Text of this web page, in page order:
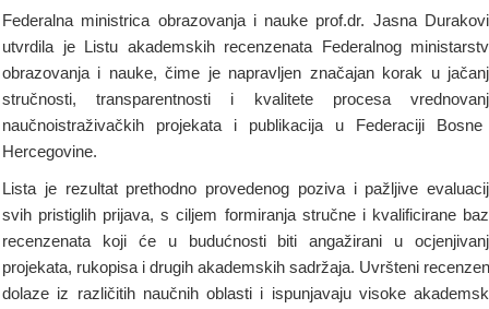
Federalna ministrica obrazovanja i nauke prof.dr. Jasna
utvrdila je Listu akademskih recenzenata Federalnog
obrazovanja i nauke, čime je napravljen značajan korak u
stručnosti, transparentnosti i kvalitete procesa
naučnoistraživačkih projekata i publikacija u Federaciji
Hercegovine.
Lista je rezultat prethodno provedenog poziva i pažljive
svih pristiglih prijava, s ciljem formiranja stručne i kvalificirane
recenzenata koji će u budućnosti biti angažirani u
projekata, rukopisa i drugih akademskih sadržaja. Uvršteni
dolaze iz različitih naučnih oblasti i ispunjavaju visoke